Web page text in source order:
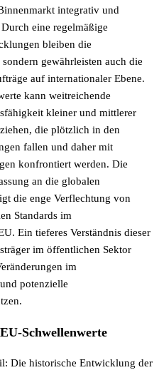
integrativ und
eine regelmäßige
bleiben die
gewährleisten auch die
auf internationaler Ebene.
kann weitreichende
kleiner und mittlerer
die plötzlich in den
fallen und daher mit
konfrontiert werden. Die
an die globalen
die enge Verflechtung von
Standards im
Ein tieferes Verständnis dieser
im öffentlichen Sektor
im
potenzielle
Schwellenwerte
Die historische Entwicklung der